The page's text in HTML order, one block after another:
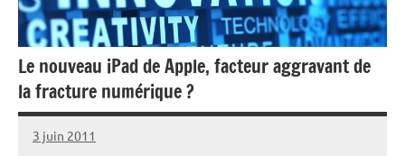
Le nouveau iPad de Apple, facteur aggravant de
la fracture numérique ?
3 juin 2011
rédaction
1